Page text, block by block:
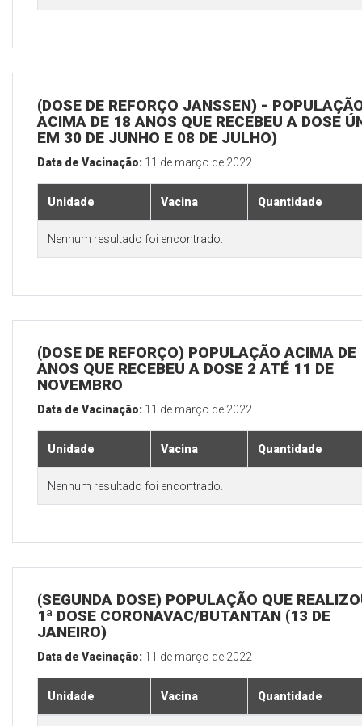
(DOSE DE REFORÇO JANSSEN) -
ACIMA DE 18 ANOS QUE RECEBEU A DOSE
EM 30 DE JUNHO E 08 DE JULHO)
Data de Vacinação: 11 de março de 2022
Unidade Vacina Quantidade
Nenhum resultado foi encontrado.
(DOSE DE REFORÇO) POPULAÇÃO ACIMA DE
ANOS QUE RECEBEU A DOSE 2 ATÉ 11 DE
NOVEMBRO
Data de Vacinação: 11 de março de 2022
Unidade Vacina Quantidade
Nenhum resultado foi encontrado.
(SEGUNDA DOSE) POPULAÇÃO QUE
1ª DOSE CORONAVAC/BUTANTAN (13 DE
JANEIRO)
Data de Vacinação: 11 de março de 2022
Unidade Vacina Quantidade